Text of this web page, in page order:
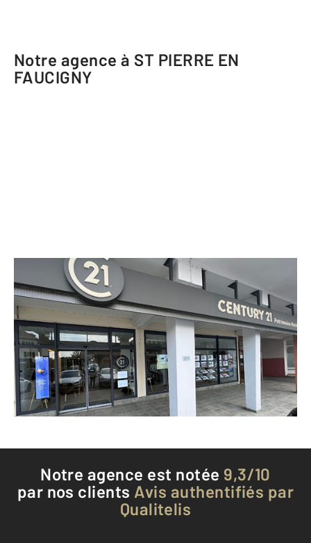
Notre agence à ST PIERRE EN
FAUCIGNY
CENTURY 21 Patrimoine Rochois
109 place des Arcades
ST PIERRE EN FAUCIGNY - 74800
Envoyer un message
Téléphoner à l'agence
Notre agence est notée 9,3/10
par nos clients Avis authentifiés par
Qualitelis